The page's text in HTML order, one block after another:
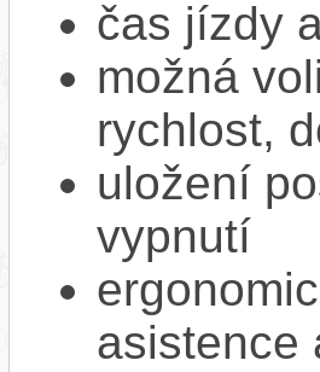
čas jízdy
možná
rychlost,
uložení
vypnutí
asistence